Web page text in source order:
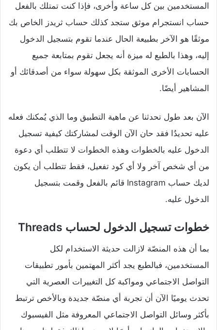
المستخدمين بين كل ساعة وأخرى، فإذا كنت تمتلك بالفعل
حساب انستجرام موثق ستجد كذلك حساب ثريدز الخاص بك
موثقًا هو الآخر بطبيعة الحال عندما تقوم بتسجيل الدخول
إليه، وهذا بالطبع له ميزة أنه يجعل تقوم بمتابعة جميع
الحسابات الأخرى الموثقة بكل سهولة سواء من أصدقائك أو
المشاهير أيضًا.
الآن بعد طول تحدثنا عن ماهية التطبيق وما الذي يُمكنك فعله
عليه تحديدُا فقد حان الآن الوقت لمشاركتك كيفية تسجيل
الدخول عليه بالخطوات وهذه الخطوات لا تتطلب أي دعوة
من أي شخص آخر ولا أي كود تفعيل، فقط تتطلب أن يكون
لديك حساب Instagram قائم بالفعل وقمت بتسجيل
الدخول عليه.
خطوات تسجيل الدخول لحساب Threads
بما أن هذه المنصّة لازالت حديثة الاستخدام لكل
المستخدمين، فبالطبع يجد أكثر المهتمين بأمور تطبيقات
التواصل الاجتماعي ومواكبة كل التغييرات العصرية التي
تحدث يوميًا الآن أن تجربة أي منصّة جديدة وبالأخص ترتبط
بأكثر وسائل التواصل الاجتماعي المعروفة مثل الفيسبوك